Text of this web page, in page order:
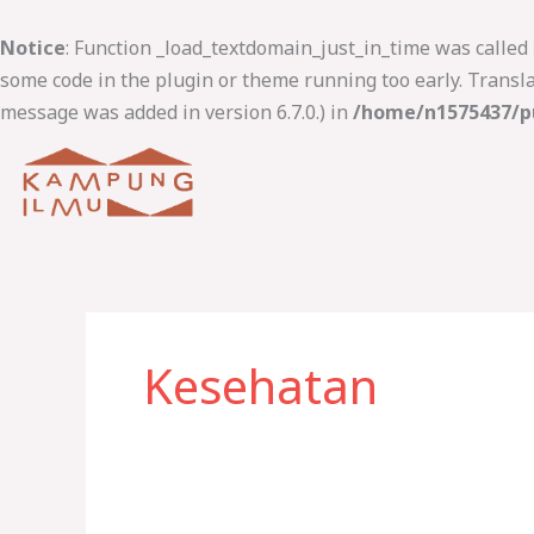
Notice: Function _load_textdomain_just_in_time was called
some code in the plugin or theme running too early.
message was added in version 6.7.0.) in /home/n1575437/
ke
konten
Kesehatan